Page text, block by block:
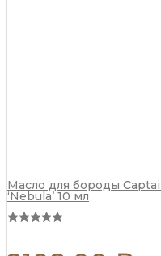
Масло для бороды
‘Nebula’ 10 мл